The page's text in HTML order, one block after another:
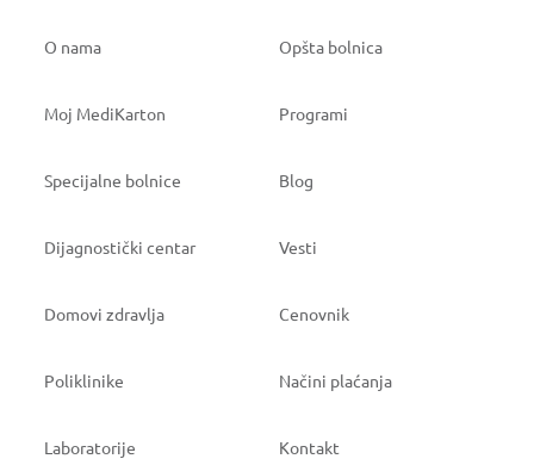
O nama Opšta bolnica
Moj MediKarton Programi
Specijalne bolnice Blog
Dijagnostički centar Vesti
Domovi zdravlja Cenovnik
Poliklinike Načini plaćanja
Laboratorije Kontakt